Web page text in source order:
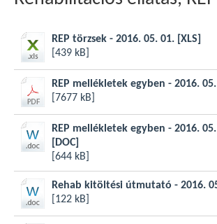
REP törzsek - 2016. 05. 01. [XLS]
[439 kB]
REP mellékletek egyben - 2016.
[7677 kB]
REP mellékletek egyben - 2016.
[DOC]
[644 kB]
Rehab kitöltési útmutató - 2016.
[122 kB]